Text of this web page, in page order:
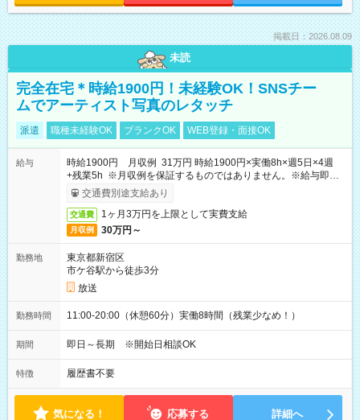
掲載日：2026.08.09
未読
完全在宅＊時給1900円！未経験OK！SNSチー
ムでアーティスト写真のレタッチ
派遣 職種未経験OK ブランクOK WEB登録・面接OK
給与
時給1900円 月収例 31万円 時給1900円×実働8h×週5日×4週
+残業5h ※月収例を保証するものではありません。※給与即受
取りサービス利用可（利用条件有）
交通費別途支給あり
交通費 1ヶ月3万円を上限として実費支給
月収例 30万円～
勤務地
東京都新宿区
市ケ谷駅から徒歩3分
放送
勤務時間 11:00-20:00（休憩60分）実働8時間（残業少なめ！）
期間 即日～長期 ※開始日相談OK
特徴 履歴書不要
気になる！ 応募する 詳細へ